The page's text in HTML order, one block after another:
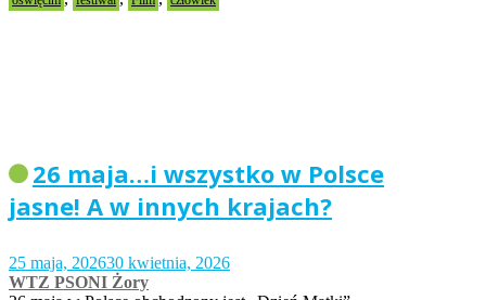
26 maja…i wszystko w Polsce
jasne! A w innych krajach?
25 maja, 202630 kwietnia, 2026
WTZ PSONI Żory